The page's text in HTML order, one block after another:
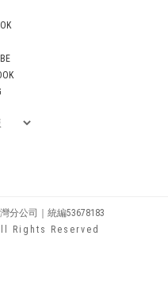
分公司｜統編53678183
Rights Reserved